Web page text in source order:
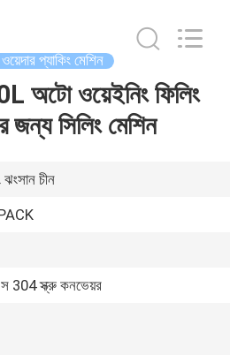
ওয়েদার প্যাকিং মেশিন
অটো ওয়েইনিং ফিলিং
জন্য সিলিং মেশিন
ঝংসান চীন
304 স্ক্রু কনভেয়র